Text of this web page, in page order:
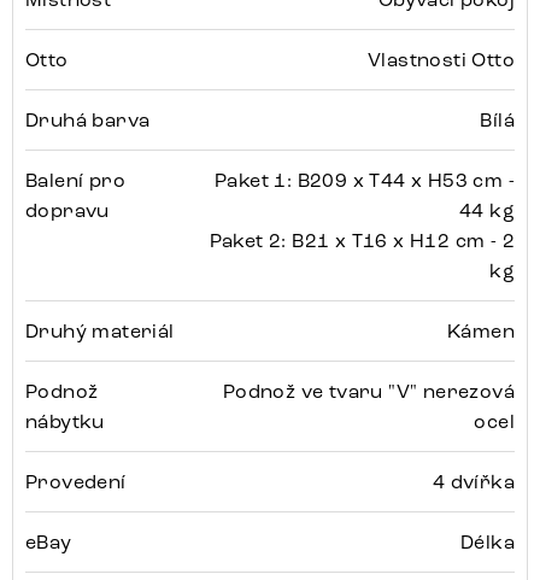
Otto Vlastnosti Otto
Druhá barva Bílá
Balení pro
dopravu
Paket 1: B209 x T44 x H53 cm -
44 kg
Paket 2: B21 x T16 x H12 cm - 2
kg
Druhý materiál Kámen
Podnož
nábytku
Podnož ve tvaru "V" nerezová
ocel
Provedení 4 dvířka
eBay Délka